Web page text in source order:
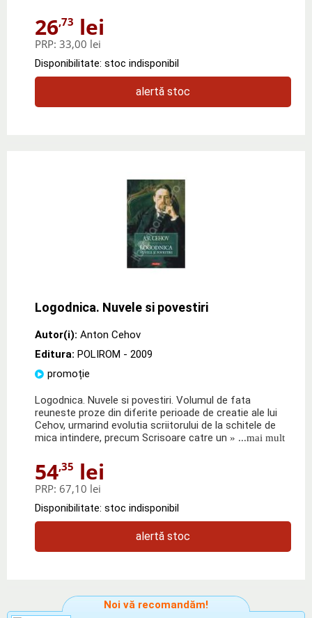
26,73 lei
PRP: 33,00 lei
Disponibilitate: stoc indisponibil
alertă stoc
Logodnica. Nuvele si povestiri
Autor(i): Anton Cehov
Editura: POLIROM - 2009
promoție
Logodnica. Nuvele si povestiri. Volumul de fata
reuneste proze din diferite perioade de creatie ale lui
Cehov, urmarind evolutia scriitorului de la schitele de
mica intindere, precum Scrisoare catre un » ...mai mult
54,35 lei
PRP: 67,10 lei
Disponibilitate: stoc indisponibil
alertă stoc
Noi vă recomandăm!